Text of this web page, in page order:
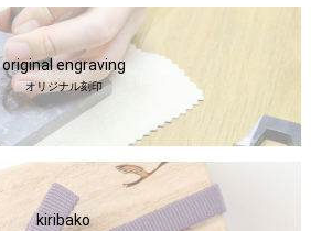
original engraving
オリジナル刻印
kiribako